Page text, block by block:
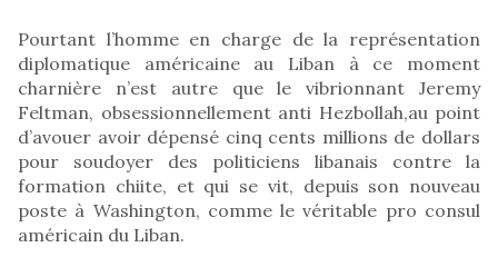
Pourtant l’homme en charge de la représentation
diplomatique américaine au Liban à ce moment
charnière n’est autre que le vibrionnant Jeremy
Feltman, obsessionnellement anti Hezbollah,au point
d’avouer avoir dépensé cinq cents millions de dollars
pour soudoyer des politiciens libanais contre la
formation chiite, et qui se vit, depuis son nouveau
poste à Washington, comme le véritable pro consul
américain du Liban.